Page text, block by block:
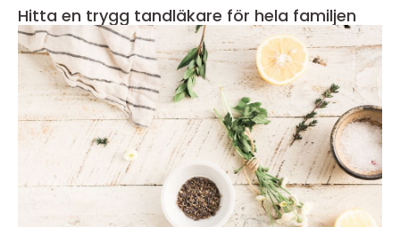
Hitta en trygg tandläkare för hela familjen